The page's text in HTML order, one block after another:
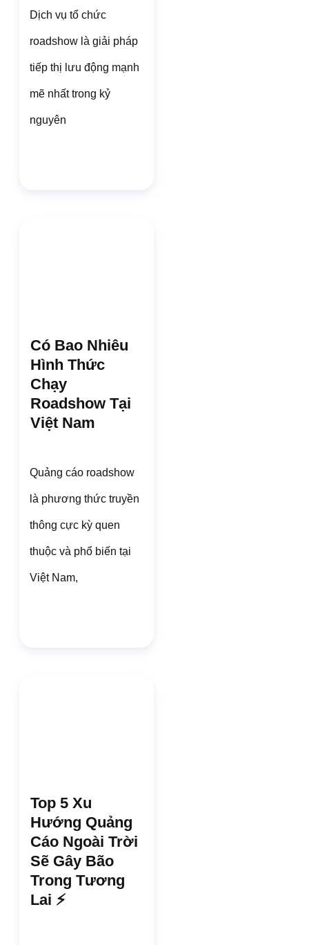
Dịch vụ tổ chức
roadshow là giải pháp
tiếp thị lưu động mạnh
mẽ nhất trong kỷ
nguyên
Có Bao Nhiêu
Hình Thức
Chạy
Roadshow Tại
Việt Nam
Quảng cáo roadshow
là phương thức truyền
thông cực kỳ quen
thuộc và phổ biến tại
Việt Nam,
Top 5 Xu
Hướng Quảng
Cáo Ngoài Trời
Sẽ Gây Bão
Trong Tương
Lai ⚡